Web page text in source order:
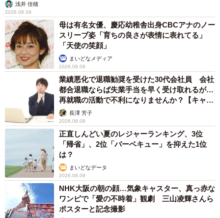
の...？？？？？ 」
「いつまで学生気分独身気分なのでしょうか。勝手にやっ
てろ。妻子を巻き込むな」
「わー、絶対無理 来ようとしてるヤツらも非常識。家で
もまた飲もうとしてたんだろうな…絶対うるさいし、帰し
て大正解！」
と、コメントのみなさんも一緒になって怒ってくれていた
しかし中には、
「産後夫が同じ事やって、しかもことわりもなしに…朝起
きて赤ちゃんとリビング行ったら他人がいました」
「うちの旦那はもっと狂ってて泥酔して帰れなくなった友
達をうちに連れてきて、空いてる部屋で寝かせたかと思っ
たら、友達を置いてまた飲みに行きましたよ」
「うちは朝起きると（私の）知らない人が客間で寝てるは
浅井 佳穂
2026.08.09
母は有名女優、慶応幼稚舎出身CBCアナのノー
スリーブ姿「育ちの良さが表情に表れてる」
「天使の笑顔」
まいどなメディア
2026.08.09
業績悪化で退職勧奨を受けた30代会社員 会社
都合退職ならば失業手当を早く受け取れるが…
再就職の活動で不利になりませんか？【キャリ
アカウンセラーが解説】
長澤 芳子
2026.08.09
正直しんどい夏のレジャーランキング、3位
「帰省」、2位「バーベキュー」を抑えた1位
は？
まいどなデータ
2026.08.09
NHK大阪の朝の顔…気象キャスター、真っ赤な
ワンピで「愛の不時着」観劇 三山凌輝さんら
ポスターと記念撮影